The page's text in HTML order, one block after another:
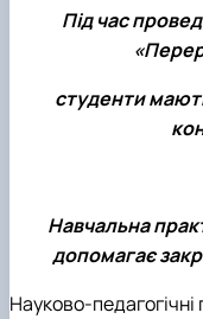
Під час
студенти
Навчальна
допомагає
Науково-